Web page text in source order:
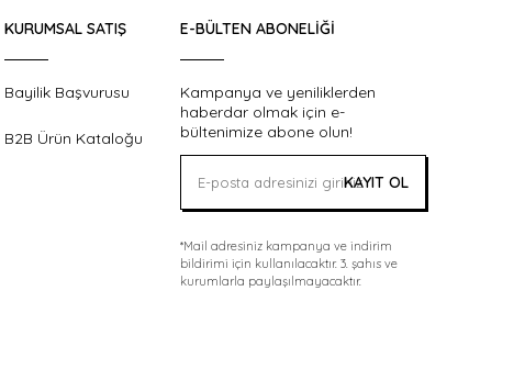
KURUMSAL SATIŞ
Bayilik Başvurusu
B2B Ürün Kataloğu
E-BÜLTEN ABONELIĞI
Kampanya ve yeniliklerden
haberdar olmak için e-
bültenimize abone olun!
KAYIT OL
*Mail adresiniz kampanya ve indirim
bildirimi için kullanılacaktır. 3. şahıs ve
kurumlarla paylaşılmayacaktır.